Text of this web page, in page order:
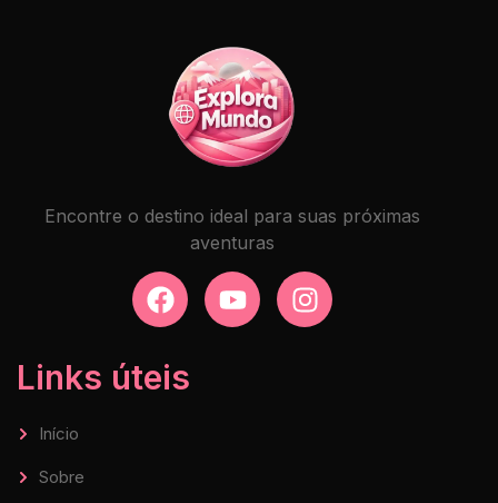
Encontre o destino ideal para suas próximas
aventuras
Links úteis
Início
Sobre